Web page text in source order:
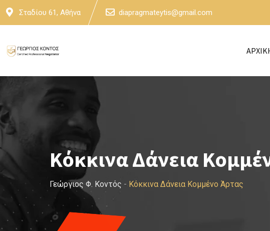
Skip
Σταδίου 61, Αθήνα diapragmateytis@gmail.com
Κόκκινα Δάνεια
Γεώργιος Φ. Κοντός - Κόκκινα Δάνεια Κομμένο Άρτας